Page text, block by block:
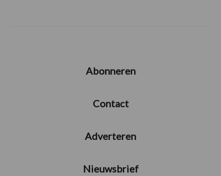
Abonneren
Contact
Adverteren
Nieuwsbrief